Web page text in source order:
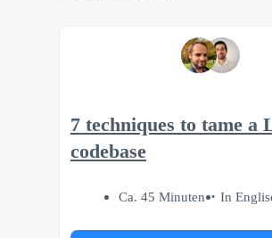
7 techniques to tame a
codebase
Ca. 45 Minuten In